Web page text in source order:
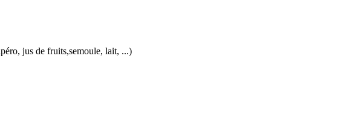
jus de fruits,semoule, lait, ...)